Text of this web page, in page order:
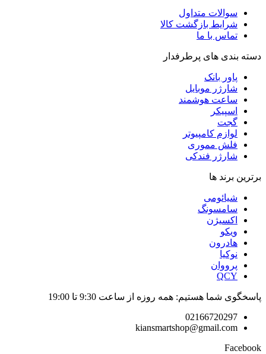
سوالات متداول
شرایط بازگشت کالا
تماس با ما
دسته بندی های پرطرفدار
پاور بانک
شارژر موبایل
ساعت هوشمند
اسپیکر
گجت
لوازم کامپیوتر
فلش مموری
شارژر فندکی
برترین برند ها
شیائومی
سامسونگ
اکسیژن
ویکو
هادرون
نوکیا
پرووان
QCY
پاسخگوی شما هستیم: همه روزه از ساعت 9:30 تا 19:00
02166720297
kiansmartshop@gmail.com
Facebook